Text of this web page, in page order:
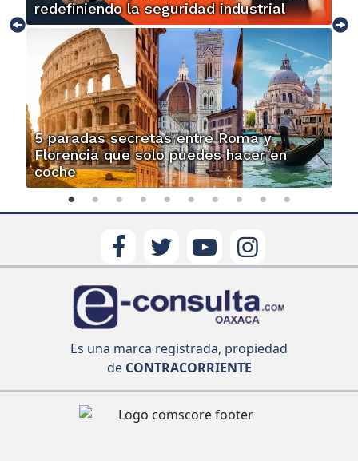
redefiniendo la seguridad industrial
5 paradas secretas entre Roma y
Florencia que solo puedes hacer en
coche
Es una marca registrada, propiedad
deCONTRACORRIENTE